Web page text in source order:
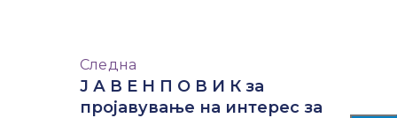
Следна
Ј А В Е Н П О В И К за
пројавување на интерес за